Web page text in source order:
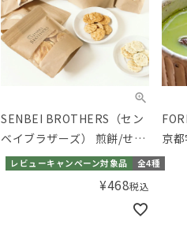
SENBEI BROTHERS（セン
ベイブラザーズ） 煎餅/せん
べい各種
レビューキャンペーン対象品 全4種
¥468税込
京